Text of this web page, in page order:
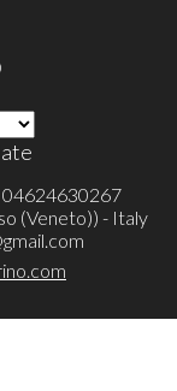
04624630267
(Veneto)) - Italy